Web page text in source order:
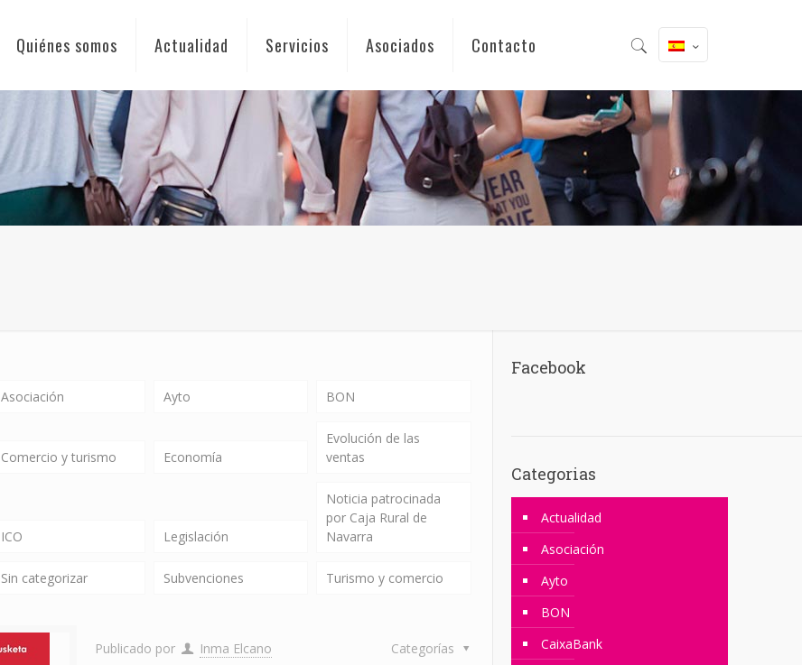
Quiénes somos Actualidad Servicios Asociados Contacto
Asociación Ayto BON
Comercio y turismo Economía
Evolución de las
ventas
ICO Legislación
Noticia patrocinada
por Caja Rural de
Navarra
Sin categorizar Subvenciones Turismo y comercio
Publicado por Inma Elcano Categorías
Facebook
Categorias
Actualidad
Asociación
Ayto
BON
CaixaBank